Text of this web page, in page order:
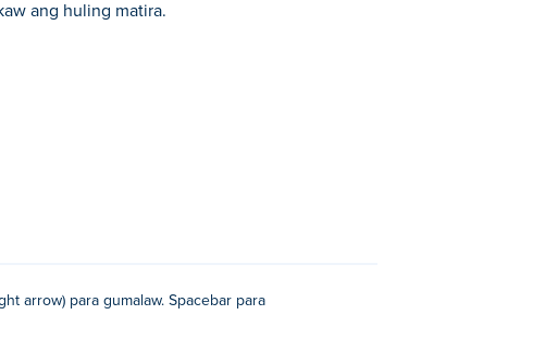
ang huling matira.
arrow) para gumalaw. Spacebar para